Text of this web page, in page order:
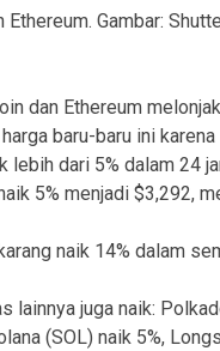
Ethereum. Gambar:
dan Ethereum
baru-baru ini
lebih dari 5% dalam 24
5% menjadi $3,292,
naik 14% dalam
lainnya juga naik:
(SOL) naik 5%,